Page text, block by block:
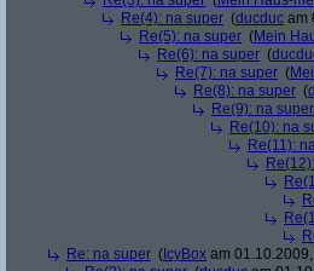
Re(4): na super (ducduc am
Re(5): na super (Mein
Re(6): na super (
Re(7): na super (
Re(8): na super (
Re(9): na super
Re(10): na
Re(11):
Re: na super ( IcyBox am